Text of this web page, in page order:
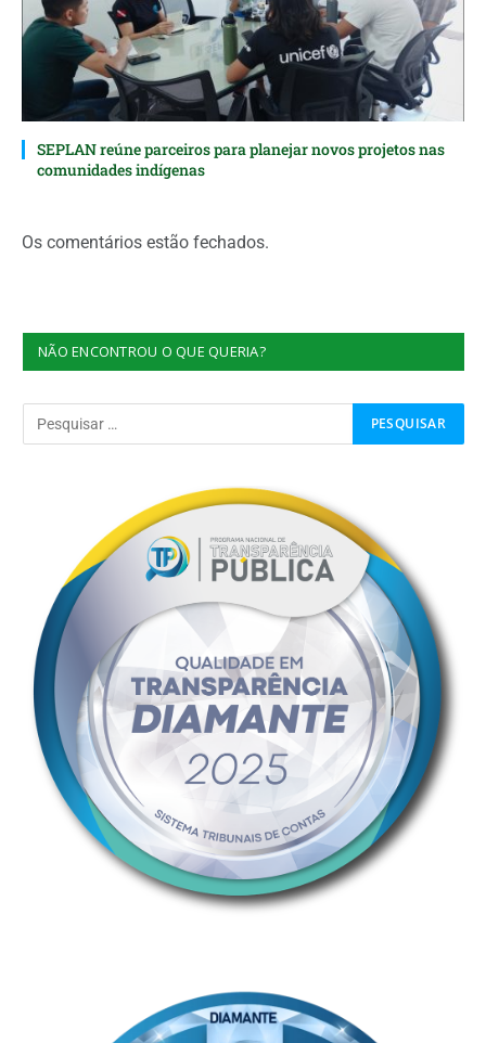
SEPLAN reúne parceiros para planejar novos projetos nas
comunidades indígenas
Os comentários estão fechados.
NÃO ENCONTROU O QUE QUERIA?